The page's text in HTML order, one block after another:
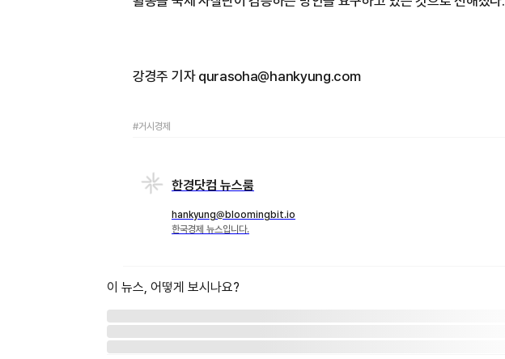
강경주 기자 qurasoha@hankyung.com
#거시경제
한경닷컴 뉴스룸
hankyung@bloomingbit.io
한국경제 뉴스입니다.
이 뉴스, 어떻게 보시나요?